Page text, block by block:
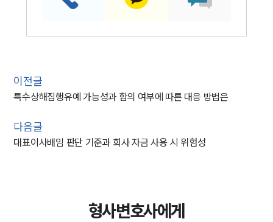
이전글
특수상해집행유예 가능성과 합의 여부에 따른 대응 방법은
다음글
대표이사배임 판단 기준과 회사 자금 사용 시 위험성
형사변호사에게